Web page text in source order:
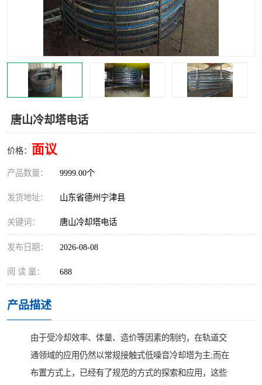
唐山冷却塔电话
价格： 面议
产品数量： 9999.00个
发货地址： 山东省德州宁津县
关键词： 唐山冷却塔电话
发布日期： 2026-08-08
阅 读 量： 688
产品描述
由于受冷却效率、体量、造价等因素的制约，在轨道交
通领域的应用仍然以常规接触式低噪音冷却塔为主;而在
布置方式上，已经有了规范的方式的探索和应用，这些
冷却塔 食品螺旋塔
木材撕碎机
塑料撕碎机 金属撕碎机